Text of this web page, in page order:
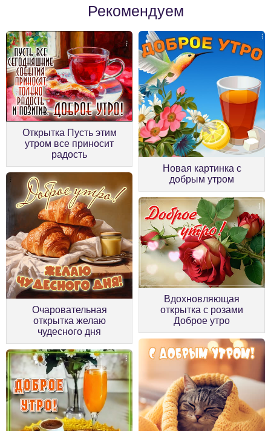
Рекомендуем
Открытка Пусть этим
утром все приносит
радость
Новая картинка с
добрым утром
Очаровательная
открытка желаю
чудесного дня
Вдохновляющая
открытка с розами
Доброе утро